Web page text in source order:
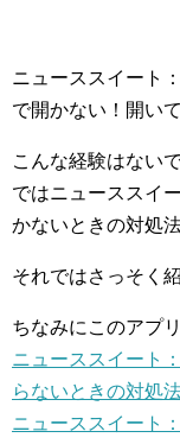
ニューススイート
で開かない！開い
こんな経験はない
ではニューススイ
かないときの対処
それではさっそく
ちなみにこのアプ
ニューススイート
らないときの対処
ニューススイート